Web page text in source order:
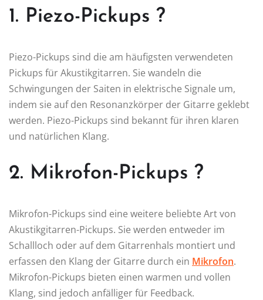
1. Piezo-Pickups ?
Piezo-Pickups sind die am häufigsten verwendeten
Pickups für Akustikgitarren. Sie wandeln die
Schwingungen der Saiten in elektrische Signale um,
indem sie auf den Resonanzkörper der Gitarre geklebt
werden. Piezo-Pickups sind bekannt für ihren klaren
und natürlichen Klang.
2. Mikrofon-Pickups ?
Mikrofon-Pickups sind eine weitere beliebte Art von
Akustikgitarren-Pickups. Sie werden entweder im
Schallloch oder auf dem Gitarrenhals montiert und
erfassen den Klang der Gitarre durch ein Mikrofon.
Mikrofon-Pickups bieten einen warmen und vollen
Klang, sind jedoch anfälliger für Feedback.